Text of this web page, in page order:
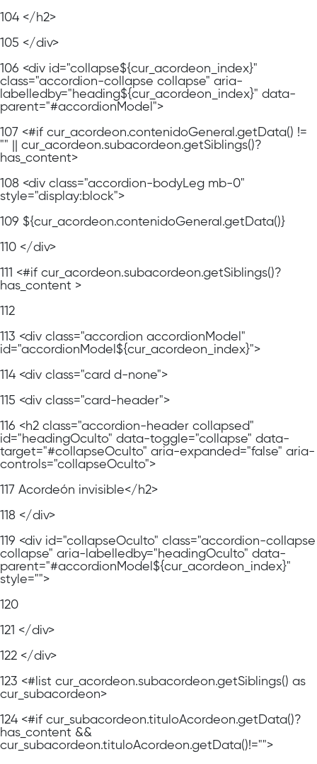
104 </h2>
105 </div>
106 <div id="collapse${cur_acordeon_index}"
class="accordion-collapse collapse" aria-
labelledby="heading${cur_acordeon_index}" data-
parent="#accordionModel">
107 <#if cur_acordeon.contenidoGeneral.getData() !=
"" || cur_acordeon.subacordeon.getSiblings()?
has_content>
108 <div class="accordion-bodyLeg mb-0"
style="display:block">
109 ${cur_acordeon.contenidoGeneral.getData()}
110 </div>
111 <#if cur_acordeon.subacordeon.getSiblings()?
has_content >
112
113 <div class="accordion accordionModel"
id="accordionModel${cur_acordeon_index}">
114 <div class="card d-none">
115 <div class="card-header">
116 <h2 class="accordion-header collapsed"
id="headingOculto" data-toggle="collapse" data-
target="#collapseOculto" aria-expanded="false" aria-
controls="collapseOculto">
117 Acordeón invisible</h2>
118 </div>
119 <div id="collapseOculto" class="accordion-collapse
collapse" aria-labelledby="headingOculto" data-
parent="#accordionModel${cur_acordeon_index}"
style="">
120
121 </div>
122 </div>
123 <#list cur_acordeon.subacordeon.getSiblings() as
cur_subacordeon>
124 <#if cur_subacordeon.tituloAcordeon.getData()?
has_content &&
cur_subacordeon.tituloAcordeon.getData()!="">